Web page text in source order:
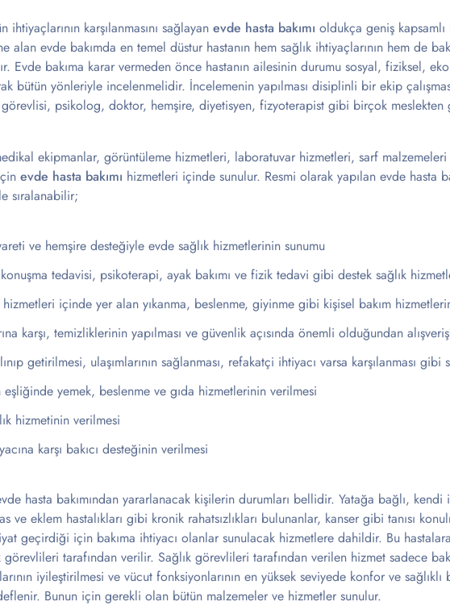
ihtiyaçlarının karşılanmasını sağlayan evde hasta bakımı oldukça geniş
alan evde bakımda en temel düstur hastanın hem sağlık ihtiyaçlarının hem de
Evde bakıma karar vermeden önce hastanın ailesinin durumu sosyal, fiziksel,
bütün yönleriyle incelenmelidir. İncelemenin yapılması disiplinli bir ekip
psikolog, doktor, hemşire, diyetisyen, fizyoterapist gibi birçok meslekten
ekipmanlar, görüntüleme hizmetleri, laboratuvar hizmetleri, sarf malzemeleri
evde hasta bakımı hizmetleri içinde sunulur. Resmi olarak yapılan evde hasta
sıralanabilir;
ve hemşire desteğiyle evde sağlık hizmetlerinin sunumu
konuşma tedavisi, psikoterapi, ayak bakımı ve fizik tedavi gibi destek sağlık
hizmetleri içinde yer alan yıkanma, beslenme, giyinme gibi kişisel bakım
karşı, temizliklerinin yapılması ve güvenlik açısında önemli olduğundan
getirilmesi, ulaşımlarının sağlanması, refakatçi ihtiyacı varsa karşılanması gibi
eşliğinde yemek, beslenme ve gıda hizmetlerinin verilmesi
hizmetinin verilmesi
karşı bakıcı desteğinin verilmesi
hasta bakımından yararlanacak kişilerin durumları bellidir. Yatağa bağlı,
ve eklem hastalıkları gibi kronik rahatsızlıkları bulunanlar, kanser gibi tanısı
geçirdiği için bakıma ihtiyacı olanlar sunulacak hizmetlere dahildir. Bu
görevlileri tarafından verilir. Sağlık görevlileri tarafından verilen hizmet sadece
iyileştirilmesi ve vücut fonksiyonlarının en yüksek seviyede konfor ve
Bunun için gerekli olan bütün malzemeler ve hizmetler sunulur.